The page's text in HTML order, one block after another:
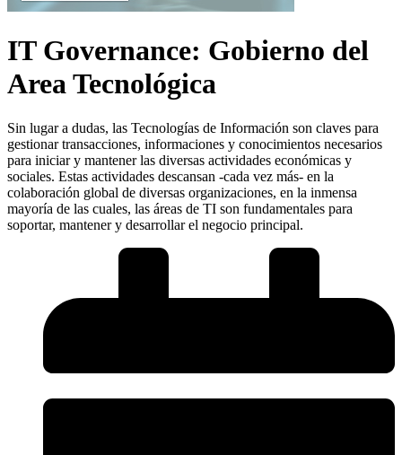
IT Governance: Gobierno del
Area Tecnológica
Sin lugar a dudas, las Tecnologías de Información son claves para
gestionar transacciones, informaciones y conocimientos necesarios
para iniciar y mantener las diversas actividades económicas y
sociales. Estas actividades descansan -cada vez más- en la
colaboración global de diversas organizaciones, en la inmensa
mayoría de las cuales, las áreas de TI son fundamentales para
soportar, mantener y desarrollar el negocio principal.